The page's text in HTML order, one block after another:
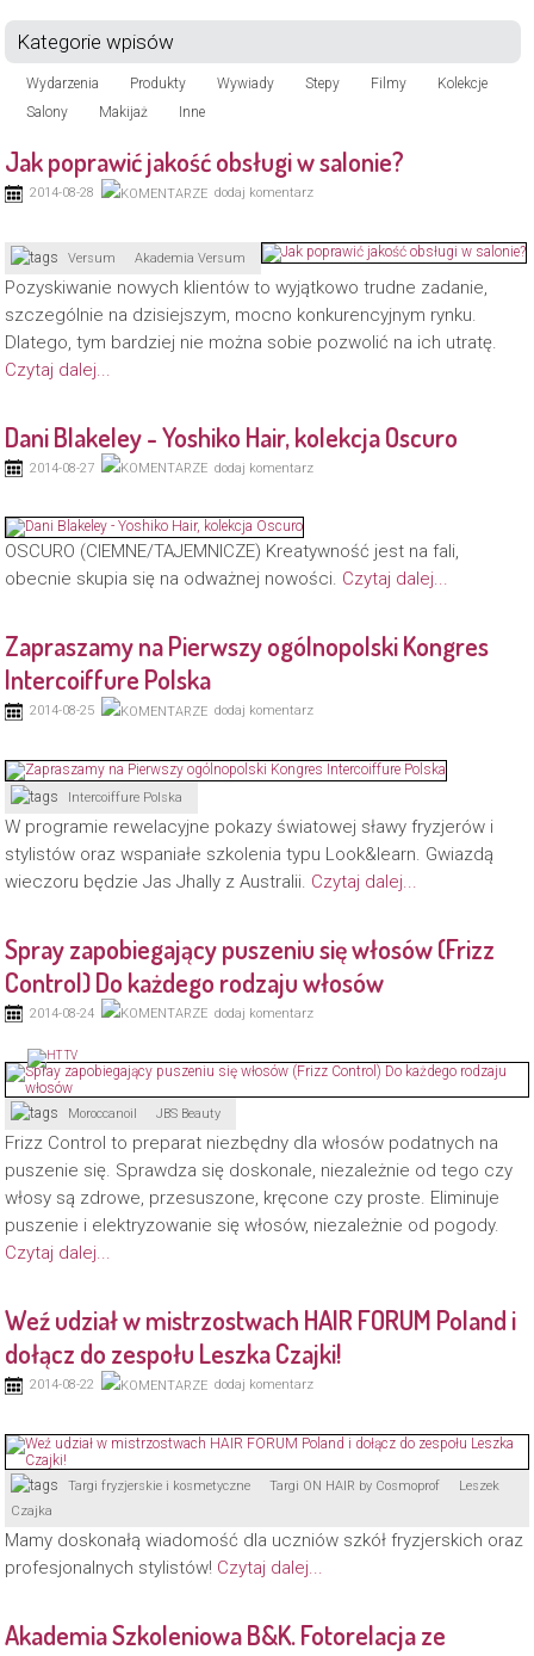
Kategorie wpisów
Wydarzenia Produkty Wywiady Stepy Filmy
Kolekcje
Salony
Makijaż Inne
Jak poprawić jakość obsługi w salonie?
2014-08-28 dodaj komentarz
Versum Akademia Versum
Pozyskiwanie nowych klientów to wyjątkowo trudne zadanie,
szczególnie na dzisiejszym, mocno konkurencyjnym rynku.
Dlatego, tym bardziej nie można sobie pozwolić na ich utratę.
Czytaj dalej...
Dani Blakeley - Yoshiko Hair, kolekcja Oscuro
2014-08-27 dodaj komentarz
OSCURO (CIEMNE/TAJEMNICZE) Kreatywność jest na fali,
obecnie skupia się na odważnej nowości. Czytaj dalej...
Zapraszamy na Pierwszy ogólnopolski Kongres
Intercoiffure Polska
2014-08-25 dodaj komentarz
Intercoiffure Polska
W programie rewelacyjne pokazy światowej sławy fryzjerów i
stylistów oraz wspaniałe szkolenia typu Look&learn. Gwiazdą
wieczoru będzie Jas Jhally z Australii. Czytaj dalej...
Spray zapobiegający puszeniu się włosów (Frizz
Control) Do każdego rodzaju włosów
2014-08-24 dodaj komentarz
Moroccanoil JBS Beauty
Frizz Control to preparat niezbędny dla włosów podatnych na
puszenie się. Sprawdza się doskonale, niezależnie od tego czy
włosy są zdrowe, przesuszone, kręcone czy proste. Eliminuje
puszenie i elektryzowanie się włosów, niezależnie od pogody.
Czytaj dalej...
Weź udział w mistrzostwach HAIR FORUM Poland i
dołącz do zespołu Leszka Czajki!
2014-08-22 dodaj komentarz
Targi fryzjerskie i kosmetyczne Targi ON HAIR by Cosmoprof
Leszek
Czajka
Mamy doskonałą wiadomość dla uczniów szkół fryzjerskich oraz
profesjonalnych stylistów! Czytaj dalej...
Akademia Szkoleniowa B&K. Fotorelacja ze